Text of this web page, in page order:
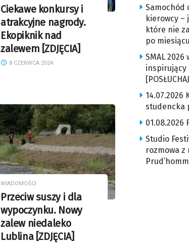
Ciekawe konkursy i
atrakcyjne nagrody.
Ekopiknik nad
zalewem [ZDJĘCIA]
8 CZERWCA 2024
WIADOMOŚCI
Przeciw suszy i dla
wypoczynku. Nowy
zalew niedaleko
Lublina [ZDJĘCIA]
Samochód
kierowcy –
które nie
po
SMAL 2026
inspirujący
14.07.2026
studencka
01.08.2026
Studio
rozmowa z